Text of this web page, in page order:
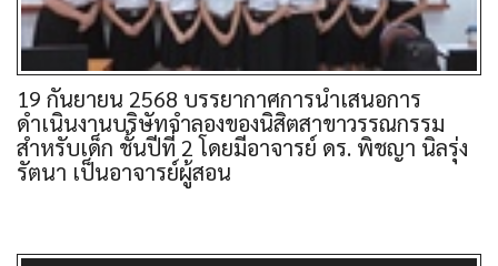
19 กันยายน 2568 บรรยากาศการนำเสนอการ
ดำเนินงานบริษัทจำลองของนิสิตสาขาวรรณกรรม
สำหรับเด็ก ชั้นปีที่ 2 โดยมีอาจารย์ ดร. พิชญา นิลรุ่ง
รัตนา เป็นอาจารย์ผู้สอน